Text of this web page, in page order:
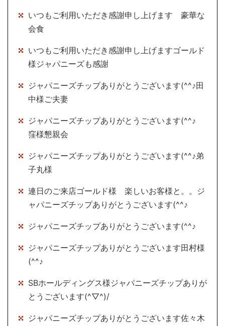
いつもご利用いただき感謝申し上げます 豪華な
会食
いつもご利用いただき感謝申し上げますゴールド
様ジャパニーズも感謝
ジャパニーズチップありがとうございます(^^♪田
中様ご夫妻
ジャパニーズチップありがとうございます(^^♪
窪様懇親会
ジャパニーズチップありがとうございます(^^♪弟
子丸様
連日のご来店ゴールド様 楽しいお客様と。。ジ
ャパニーズチップありがとうございます(^^♪
ジャパニーズチップありがとうございます(^^♪
ジャパニーズチップありがとうございます田村様
(^^♪
SBホールディングス様ジャパニーズチップありが
とうございます(^▽^)/
ジャパニーズチップありがとうございます佐々木